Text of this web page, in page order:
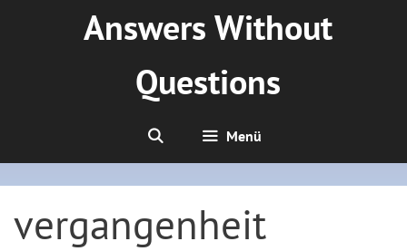
Answers Without
Questions
Menü
vergangenheit